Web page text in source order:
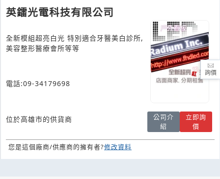
英鐳光電科技有限公司
全新模組超亮白光 特別適合牙醫美白診所,
美容整形醫療會所等等
電話:09-34179698
位於高雄市的供貨商
公司介
紹
立即詢
價
您是這個廠商/供應商的擁有者?修改資料
詢價